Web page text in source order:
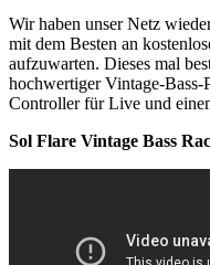
Wir haben unser Netz
mit dem Besten an
aufzuwarten. Dieses mal
hochwertiger Vintage-Bass-
Controller für Live und
Sol Flare Vintage Bass